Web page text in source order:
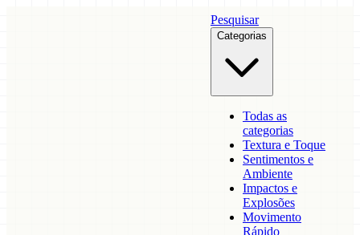
Pesquisar
Categorias
Todas as
categorias
Textura e Toque
Sentimentos e
Ambiente
Impactos e
Explosões
Movimento
Rápido